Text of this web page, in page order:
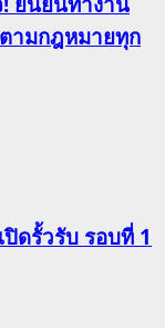
ามกฎหมายทุก
ดรั้วรับ รอบที่ 1